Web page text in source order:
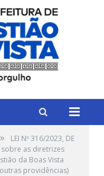
»
LEI Nº 316/2023, DE
sobre as diretrizes
da Boas Vista
providências)